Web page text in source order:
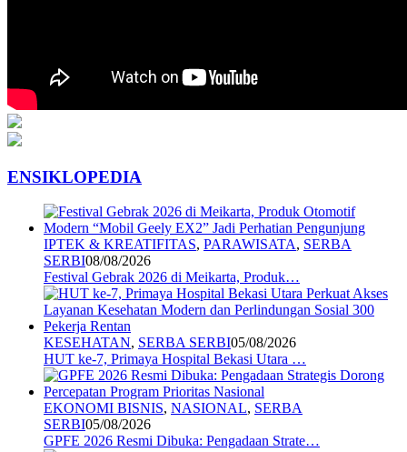
ENSIKLOPEDIA
IPTEK & KREATIFITAS, PARAWISATA, SERBA
SERBI08/08/2026
Festival Gebrak 2026 di Meikarta, Produk…
KESEHATAN, SERBA SERBI05/08/2026
HUT ke-7, Primaya Hospital Bekasi Utara …
EKONOMI BISNIS, NASIONAL, SERBA
SERBI05/08/2026
GPFE 2026 Resmi Dibuka: Pengadaan Strate…